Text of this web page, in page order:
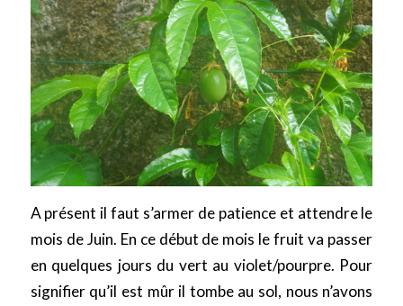
A présent il faut s’armer de patience et attendre le
mois de Juin. En ce début de mois le fruit va passer
en quelques jours du vert au violet/pourpre. Pour
signifier qu’il est mûr il tombe au sol, nous n’avons